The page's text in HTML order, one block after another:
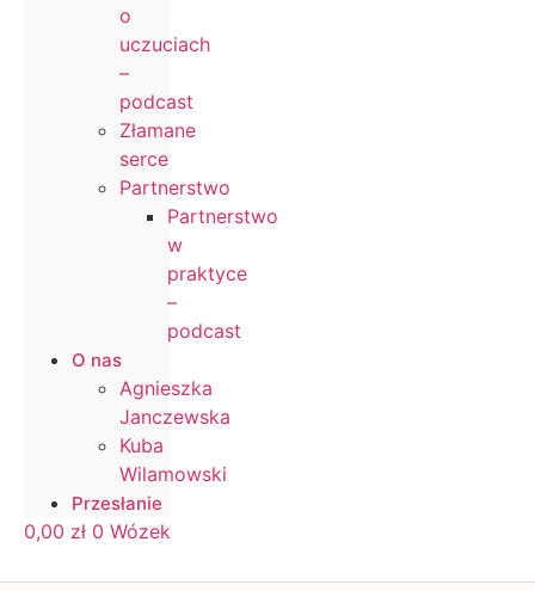
o
uczuciach
–
podcast
Złamane
serce
Partnerstwo
Partnerstwo
w
praktyce
–
podcast
O nas
Agnieszka
Janczewska
Kuba
Wilamowski
Przesłanie
0,00 zł 0 Wózek